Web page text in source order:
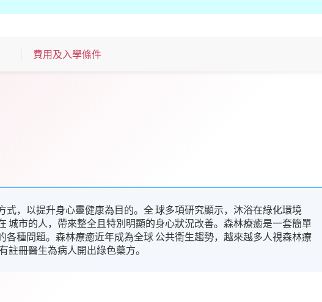
費用及入學條件
式，以提升身心靈健康為目的。全 球多項研究顯示，沐浴在綠化環境
城市的人，帶來整全且特別明顯的身心狀況改善。森林療癒是一套簡單
各種問題。森林療癒近年成為全球 公共衛生趨勢，越來越多人視森林療
註冊醫生為病人開出綠色藥方。